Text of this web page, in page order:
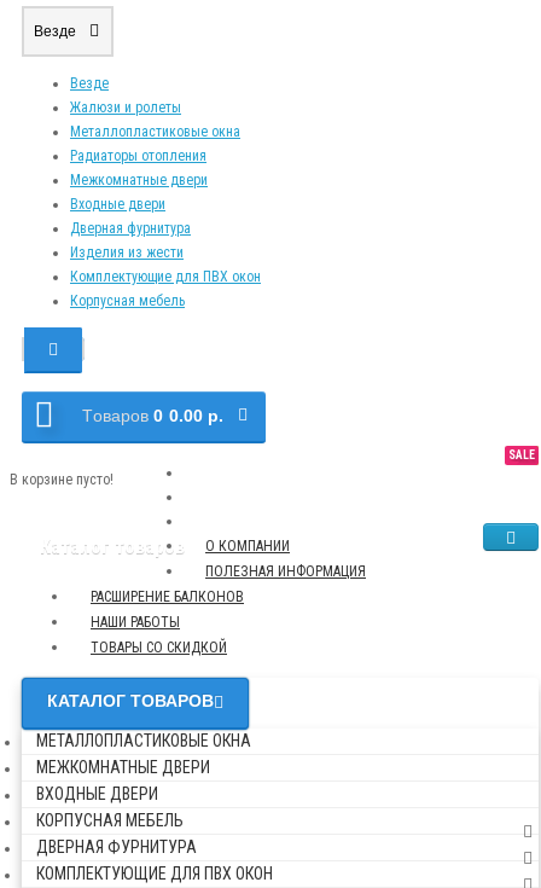
Везде
Везде
Жалюзи и ролеты
Металлопластиковые окна
Радиаторы отопления
Межкомнатные двери
Входные двери
Дверная фурнитура
Изделия из жести
Комплектующие для ПВХ окон
Корпусная мебель
Tоваров 0 0.00 р.
В корзине пусто!
Каталог товаров
О КОМПАНИИ
ПОЛЕЗНАЯ ИНФОРМАЦИЯ
NEW
РАСШИРЕНИЕ БАЛКОНОВ
TOP
НАШИ РАБОТЫ
SALE
ТОВАРЫ СО СКИДКОЙ
КАТАЛОГ ТОВАРОВ
МЕТАЛЛОПЛАСТИКОВЫЕ ОКНА
МЕЖКОМНАТНЫЕ ДВЕРИ
ВХОДНЫЕ ДВЕРИ
КОРПУСНАЯ МЕБЕЛЬ
ДВЕРНАЯ ФУРНИТУРА
КОМПЛЕКТУЮЩИЕ ДЛЯ ПВХ ОКОН